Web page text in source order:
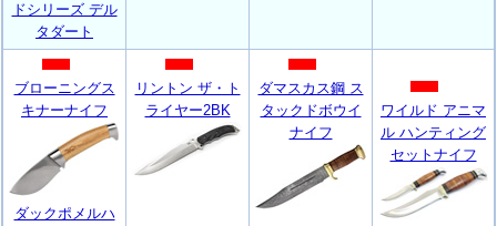
ドシリーズ デル
タダート
ブローニングス
キナーナイフ
ダックポメルハ
リントン ザ・ト
ライヤー2BK
ダマスカス鋼 ス
タックドボウイ
ナイフ
ワイルド アニマ
ル ハンティング
セットナイフ